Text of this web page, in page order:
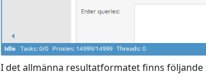
I det allmänna resultatformatet finns följande